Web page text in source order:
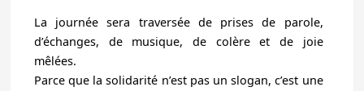
La journée sera traversée de prises de parole,
d’échanges, de musique, de colère et de joie
mêlées.
Parce que la solidarité n’est pas un slogan, c’est une